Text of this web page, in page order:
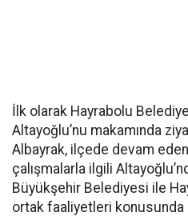
İlk olarak Hayrabolu
Altayoğlu’nu makamında
Albayrak, ilçede devam
çalışmalarla ilgili
Büyükşehir Belediyesi ile
ortak faaliyetleri konusunda